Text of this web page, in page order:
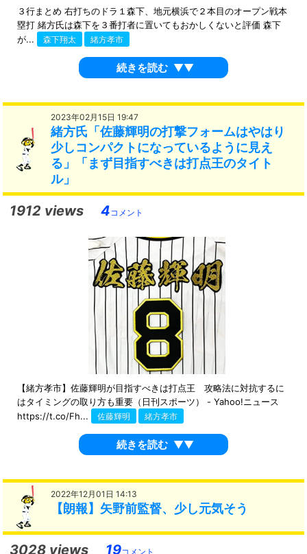
３行まとめ 右打ちのドラ１森下、地元横浜で２本目のオープン戦本
塁打 緒方氏は森下を３番打者に置いてもおかしくないと評価 森下
が...
森下翔太 緒方孝市
続きを読む ▼▼
2023年02月15日 19:47
緒方氏「佐藤輝明の打撃フォームはやはり
少しコンパクトになっているように見え
る」「まず目指すべきは打点王のタイト
ル」
1912 views 4 コメント
【緒方孝市】佐藤輝明が目指すべきは打点王 攻略法に対抗するに
はタイミングの取り方も重要（日刊スポーツ） - Yahoo!ニュース
https://t.co/Fh...
佐藤輝明 緒方孝市
続きを読む ▼▼
2022年12月01日 14:13
【朗報】矢野前監督、少し元気そう
3028 views 19コメント